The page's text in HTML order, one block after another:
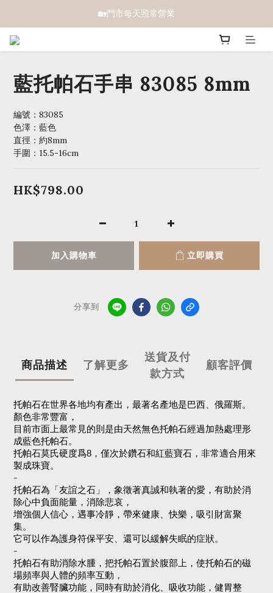
🏡門市每天照常營業
藍托帕石手串 83085 8mm
編號：83085
色澤：藍色
直徑：約8mm
手圍：15.5-16cm
HK$798.00
加入購物車 立即購買
分享到
商品描述 了解更多
送貨及付
款方式
顧客評價
托帕石在世界各地均有產出，最著名產地是巴西、俄羅斯。
顏色非常豐富，
目前市面上最常見的則是由天然無色托帕石經過加熱處理形
成藍色托帕石。
托帕石莫氏硬度爲8，僅次於鑽石和紅藍寶石，非常適合用來
製成珠寶。
-
托帕石為「友誼之石」，象徵著真誠和執著的愛，有助於消
除心中負面能量，消除悲哀，
增強個人信心，遇事冷靜，帶來健康、快樂，吸引財富聚
集。
它可以作為護身符保平安、還可以緩解失眠的症狀。
-
托帕石有助消除水腫，把托帕石置於腹部上，使托帕石的磁
場頻率與人體的頻率互動，
有助改善腎臟功能，同時有助於消化、吸收功能，健胃整